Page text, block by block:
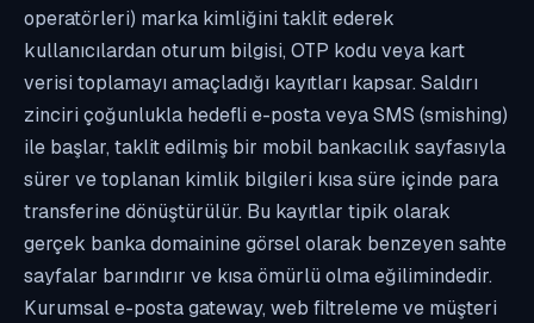
operatörleri) marka kimliğini taklit ederek
kullanıcılardan oturum bilgisi, OTP kodu veya kart
verisi toplamayı amaçladığı kayıtları kapsar. Saldırı
zinciri çoğunlukla hedefli e-posta veya SMS (smishing)
ile başlar, taklit edilmiş bir mobil bankacılık sayfasıyla
sürer ve toplanan kimlik bilgileri kısa süre içinde para
transferine dönüştürülür. Bu kayıtlar tipik olarak
gerçek banka domainine görsel olarak benzeyen sahte
sayfalar barındırır ve kısa ömürlü olma eğilimindedir.
Kurumsal e-posta gateway, web filtreleme ve müşteri